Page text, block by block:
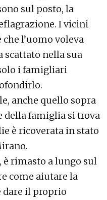
sul posto, la
I vicini
che l’uomo voleva
scattato nella sua
i famigliari
anche quello sopra
della famiglia si trova
è ricoverata in stato
rimasto a lungo sul
come aiutare la
il proprio